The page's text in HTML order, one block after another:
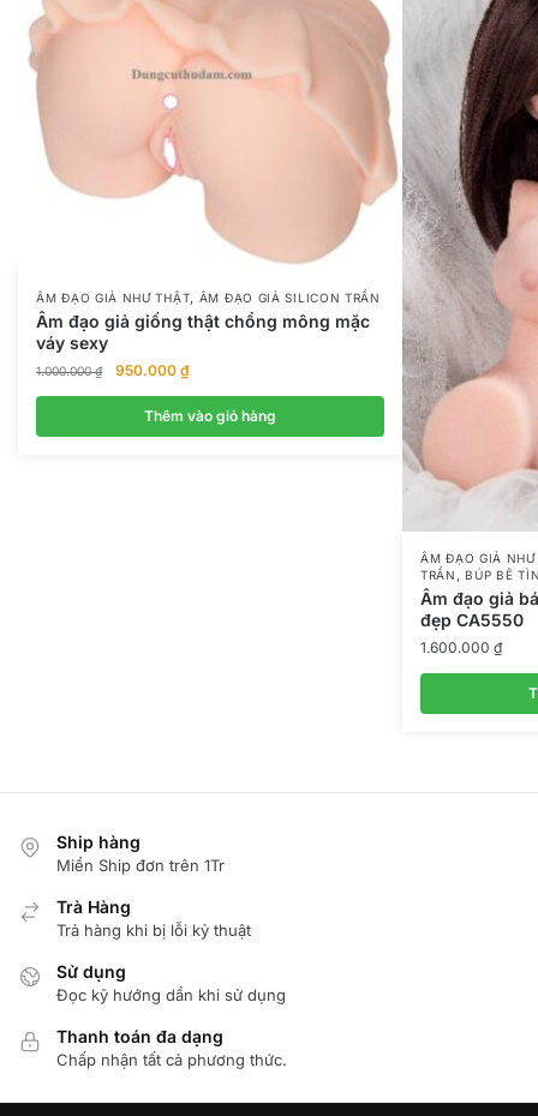
ÂM ĐẠO GIẢ NHƯ THẬT, ÂM ĐẠO GIẢ SILICON TRẦN
Âm đạo giả giống thật chổng mông mặc
váy sexy
1.000.000₫
Giá
gốc
1.000.000 ₫.
950.000 ₫Giá
hiện
tại
là:
Thêm vào giỏ hàng
ÂM ĐẠO GIẢ NHƯ
TRẦN
,BÚP BÊ
Âm đạo giả
đẹp CA5550
1.600.000 ₫
Ship hàng
Miển Ship đơn trên 1Tr
Trà Hàng
Trả hàng khi bị lỗi kỷ thuật
Sử dụng
Đọc kỹ hướng dẩn khi sử dụng
Thanh toán đa dạng
Chấp nhận tất cả phương thức.